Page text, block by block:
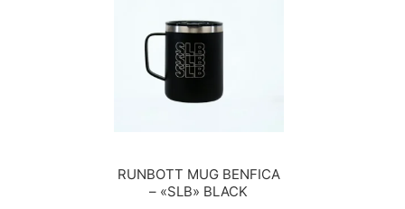
RUNBOTT MUG BENFICA
– «SLB» BLACK